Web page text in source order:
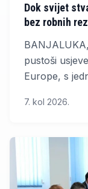
Dok svijet
bez robnih
pustoši
Europe, s
s druge
rezerve,
7. kol 2026.